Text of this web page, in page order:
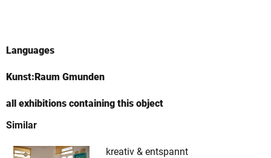
Languages
Kunst:Raum Gmunden
all exhibitions containing this object
Similar
kreativ & entspannt